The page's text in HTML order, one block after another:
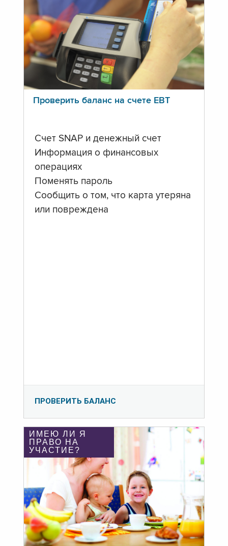
Проверить баланс на счете ЕВТ
Счет SNAP и денежный счет
Информация о финансовых
операциях
Поменять пароль
Сообщить о том, что карта утеряна
или повреждена
ПРОВЕРИТЬ БАЛАНС
ИМЕЮ ЛИ Я
ПРАВО НА
УЧАСТИЕ?